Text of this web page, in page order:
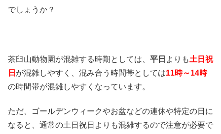
でしょうか？
茶臼山動物園が混雑する時期としては、 平日 よりも土日祝
日 が混雑しやすく、混み合う時間帯としては11時～14時
の時間帯が混雑しやすくなっています。
ただ、ゴールデンウィークやお盆などの連休や特定の日に
なると、通常の土日祝日よりも混雑するので注意が必要で